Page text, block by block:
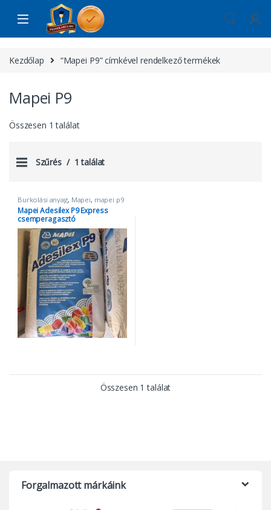
Skip to navigation
Skip to content
Kezdőlap “Mapei P9” címkével rendelkező termékek
Mapei P9
Összesen 1 találat
Szűrés 1 találat
Burkolási anyag, Mapei, mapei p9
Mapei Adesilex P9 Express
csemperagasztó
Összesen 1 találat
Forgalmazott márkáink